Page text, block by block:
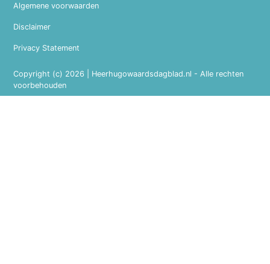
Copyright (c) 2026 | Heerhugowaardsdagblad.nl - Alle rechten
voorbehouden
Algemene voorwaarden
Disclaimer
Privacy Statement